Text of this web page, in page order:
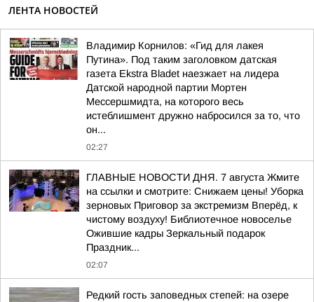
ЛЕНТА НОВОСТЕЙ
Владимир Корнилов: «Гид для лакея
Путина». Под таким заголовком датская
газета Ekstra Bladet наезжает на лидера
Датской народной партии Мортен
Мессершмидта, на которого весь
истеблишмент дружно набросился за то, что
он...
02:27
ГЛАВНЫЕ НОВОСТИ ДНЯ. 7 августа Жмите
на ссылки и смотрите: Снижаем цены! Уборка
зерновых Приговор за экстремизм Вперёд, к
чистому воздуху! Библиотечное новоселье
Ожившие кадры Зеркальный подарок
Праздник...
02:07
Редкий гость заповедных степей: на озере